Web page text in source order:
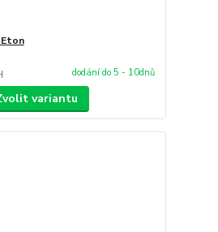
Eton
dodání do 5 - 10dnů
variantu